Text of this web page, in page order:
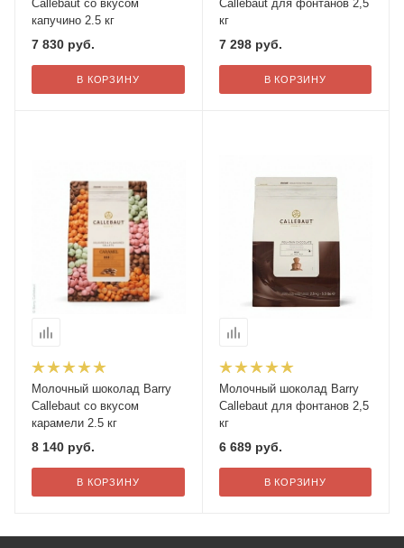
Callebaut со вкусом
капучино 2.5 кг
7 830 руб.
В КОРЗИНУ
Callebaut для фонтанов 2,5
кг
7 298руб.
В КОРЗИНУ
Молочный шоколад Barry
Callebaut со вкусом
карамели 2.5 кг
8 140 руб.
В КОРЗИНУ
Молочный шоколад Barry
Callebaut для фонтанов 2,5
кг
6 689руб.
В КОРЗИНУ